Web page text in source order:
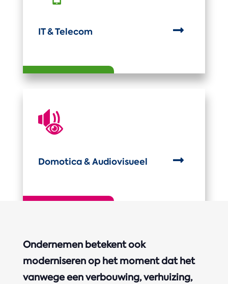

IT & Telecom

Domotica & Audiovisueel
Ondernemen betekent ook
moderniseren op het moment dat het
vanwege een verbouwing, verhuizing,